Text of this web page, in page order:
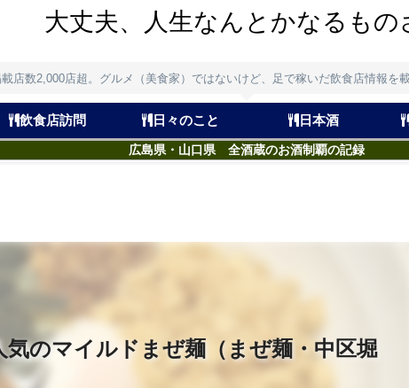
大丈夫、人生なんとかなるもの
店数2,000店超。グルメ（美食家）ではないけど、足で稼いだ飲食店情報を
飲食店訪問 日々のこと 日本酒
広島県・山口県 全酒蔵のお酒制覇の記録
のマイルドまぜ麺（まぜ麺・中区堀